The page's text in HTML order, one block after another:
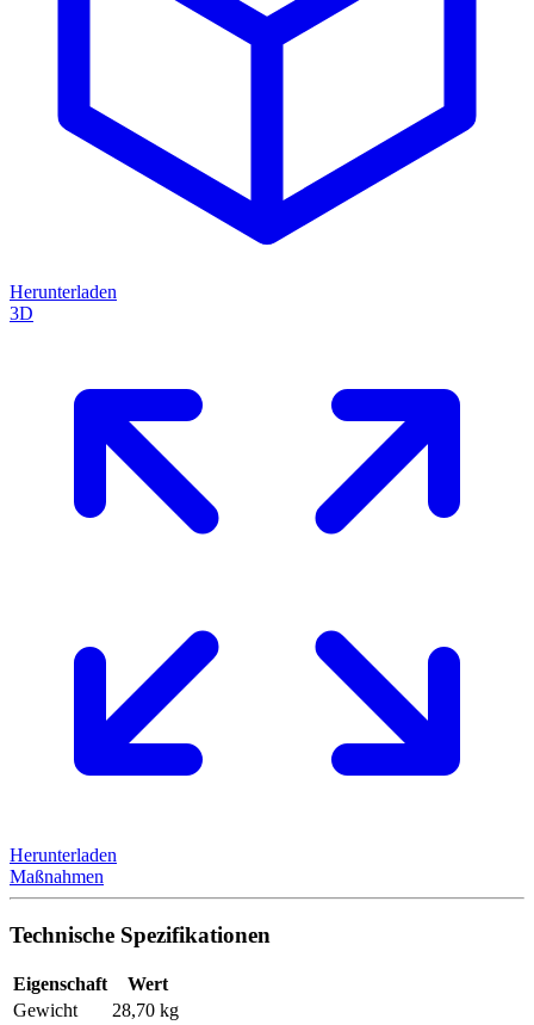
Herunterladen
3D
Herunterladen
Maßnahmen
Technische Spezifikationen
Eigenschaft
Wert
Gewicht
28,70 kg